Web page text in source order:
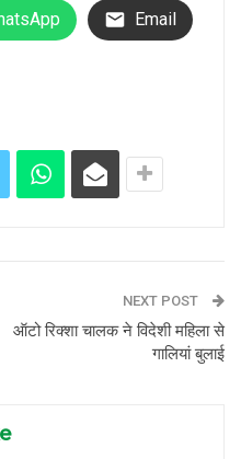
Email
NEXT POST
ऑटो रिक्शा चालक ने विदेशी महिला से
गालियां बुलाई